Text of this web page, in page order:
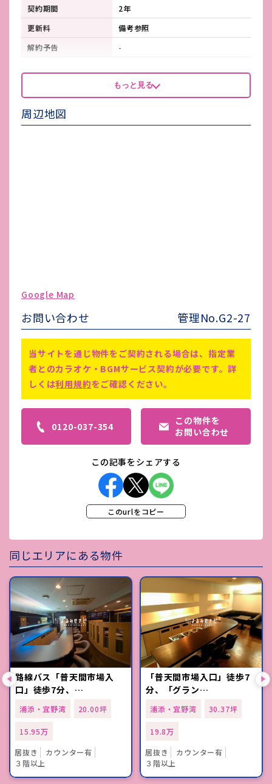
契約期間
2年
更新料
備考参照
解約予告
-
看板製作費
-
看板使用料・
維持管理費
-
鍵交換費
-
※定期借家契約2年間 ※火災保険
（家賃の10％）
もっと見る
周辺地図
Google Map
お問い合わせ 管理No.G2-27
当サイトを通じ物件をご契約される場合は、指定業
者とのカラオケ・BGMサービス契約が必要です。詳
しくは利用規約をご確認ください。
0120-037-354
この物件を
お問い合わせ
この記事をシェアする
このurlをコピー
同じエリアにある物件
路線バス「普天間市場入
口」徒歩7分、…
浦添・宜野湾 20.00坪
15.95万
居抜き
カウンター有
３階以上
「普天間市場入口」徒歩7
分、「グラン…
浦添・宜野湾 30.37坪
19.8万
居抜き
カウンター有
３階以上